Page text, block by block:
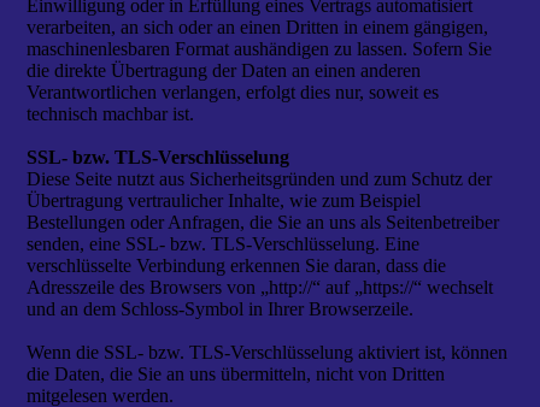
Einwilligung oder in Erfüllung eines Vertrags automatisiert
verarbeiten, an sich oder an einen Dritten in einem gängigen,
maschinenlesbaren Format aushändigen zu lassen. Sofern Sie
die direkte Übertragung der Daten an einen anderen
Verantwortlichen verlangen, erfolgt dies nur, soweit es
technisch machbar ist.
SSL- bzw. TLS-Verschlüsselung
Diese Seite nutzt aus Sicherheitsgründen und zum Schutz der
Übertragung vertraulicher Inhalte, wie zum Beispiel
Bestellungen oder Anfragen, die Sie an uns als Seitenbetreiber
senden, eine SSL- bzw. TLS-Verschlüsselung. Eine
verschlüsselte Verbindung erkennen Sie daran, dass die
Adresszeile des Browsers von „http://“ auf „https://“ wechselt
und an dem Schloss-Symbol in Ihrer Browserzeile.
Wenn die SSL- bzw. TLS-Verschlüsselung aktiviert ist, können
die Daten, die Sie an uns übermitteln, nicht von Dritten
mitgelesen werden.